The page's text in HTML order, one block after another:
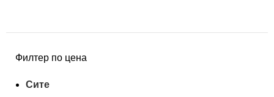
Филтер по цена
Сите